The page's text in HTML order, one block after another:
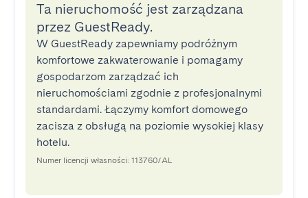
Ta nieruchomość jest zarządzana
przez GuestReady.
W GuestReady zapewniamy podróżnym
komfortowe zakwaterowanie i pomagamy
gospodarzom zarządzać ich
nieruchomościami zgodnie z profesjonalnymi
standardami. Łączymy komfort domowego
zacisza z obsługą na poziomie wysokiej klasy
hotelu.
Numer licencji własności: 113760/AL